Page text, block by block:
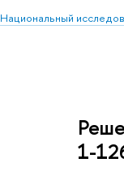
Национальный
1-